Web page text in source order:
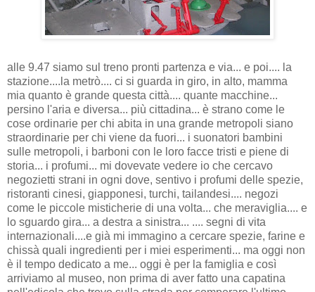
alle 9.47 siamo sul treno pronti partenza e via... e poi.... la
stazione....la metrò.... ci si guarda in giro, in alto, mamma
mia quanto è grande questa città.... quante macchine...
persino l'aria e diversa... più cittadina... è strano come le
cose ordinarie per chi abita in una grande metropoli siano
straordinarie per chi viene da fuori... i suonatori bambini
sulle metropoli, i barboni con le loro facce tristi e piene di
storia... i profumi... mi dovevate vedere io che cercavo
negozietti strani in ogni dove, sentivo i profumi delle spezie,
ristoranti cinesi, giapponesi, turchi, tailandesi.... negozi
come le piccole misticherie di una volta... che meraviglia.... e
lo sguardo gira... a destra a sinistra... .... segni di vita
internazionali....e già mi immagino a cercare spezie, farine e
chissà quali ingredienti per i miei esperimenti... ma oggi non
è il tempo dedicato a me... oggi è per la famiglia e così
arriviamo al museo, non prima di aver fatto una capatina